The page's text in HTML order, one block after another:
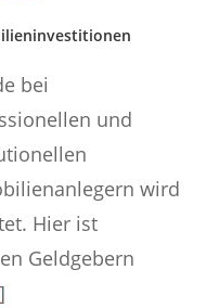
bei
und
wird
Hier ist
Geldgebern
]